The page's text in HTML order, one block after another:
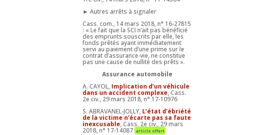
► Autres arrêts à signaler
Cass. com., 14 mars 2018, n° 16-27815
: « Le fait que la SCI n’ait pas bénéficié
des emprunts souscrits par elle, les
fonds prêtés ayant immédiatement
servi au paiement d’une prime sur le
contrat d’assurance-vie, ne constitue
pas une cause de nullité des prêts ».
Assurance automobile
A. CAYOL, Implication d’un véhicule
dans un accident complexe, Cass.
2e civ., 29 mars 2018, n° 17-10976
S. ABRAVANEL-JOLLY, L’état d’ébriété
de la victime n’écarte pas sa faute
inexcusable, Cass. 2e civ., 29 mars
2018, n° 17-14087 article offert